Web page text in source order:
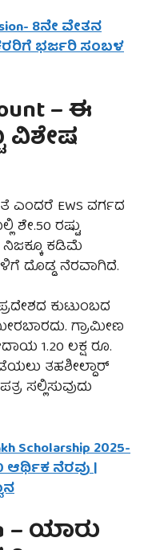
8ನೇ ವೇತನ
ಭರ್ಜರಿ ಸಂಬಳ
– ಈ
ವಿಶೇಷ
EWS ವರ್ಗದ
ರಷ್ಟು
ಕಡಿಮೆ
ದೊಡ್ಡ ನೆರವಾಗಿದೆ.
ಕುಟುಂಬದ
ಗ್ರಾಮೀಣ
1.20 ಲಕ್ಷ ರೂ.
ತಹಶೀಲ್ದಾರ್
ಸಲ್ಲಿಸುವುದು
Scholarship 2025-
ಆರ್ಥಿಕ ನೆರವು |
– ಯಾರು